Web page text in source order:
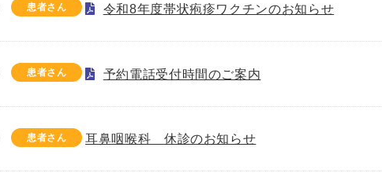
患者さん 令和8年度帯状疱疹ワクチンのお知らせ
患者さん 予約電話受付時間のご案内
患者さん 耳鼻咽喉科 休診のお知らせ